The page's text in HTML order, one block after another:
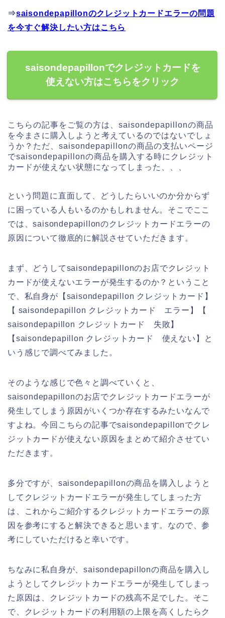
⇒saisondepapillonのクレジットカードエラーの問題
を今すぐ解決したい方はこちら
saisondepapillonでクレジットカードを
使えない方はこちらをクリック
こちらの記事をご覧の方は、saisondepapillonの商品
を今まさに購入しようと考えているのではないでしょ
うか？ただ、saisondepapillonの商品の支払いページ
でsaisondepapillonの商品を購入する時にクレジット
カードが使えない状態になってしまった、、、
という問題に直面して、どうしたらいいのか分からず
に困っている人もいるのかもしれません。そこでここ
では、saisondepapillonのクレジットカードエラーの
原因について徹底的に解説させていただきます。
まず、どうしてsaisondepapillonのお店でクレジット
カードが使えないエラーが発生するのか？ということ
で、私自身が【saisondepapillon クレジットカード】
【 saisondepapillon クレジットカード エラー】【
saisondepapillon クレジットカード 失敗】
【saisondepapillon クレジットカード 使えない】と
いう感じで調べてみました。
そのような感じで色々と調べていくと、
saisondepapillonのお店でクレジットカードエラーが
発生してしまう原因がいくつか存在するみたいなんで
すよね。今回こちらの記事でsaisondepapillonでクレ
ジットカードが使えない原因をまとめて紹介させてい
ただきます。
多分ですが、saisondepapillonの商品を購入しようと
してクレジットカードエラーが発生してしまった方
は、これからご紹介するクレジットカードエラーの原
因を参考にすると解決できると思います。なので、参
考にしていただけると幸いです。
ちなみに私自身が、saisondepapillonの商品を購入し
ようとしてクレジットカードエラーが発生してしまっ
た原因は、クレジットカードの残高不足でした。そこ
で、クレジットカードの利用額の上限を高くしたらク